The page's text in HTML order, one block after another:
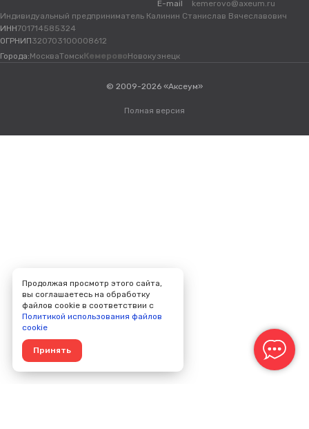
E-mail
kemerovo@axeum.ru
Индивидуальный предприниматель Калинин Станислав Вячеславович
ИНН701714585324
ОГРНИП320703100008612
Города:МоскваТомскКемеровоНовокузнецк
© 2009-2026 «Аксеум»
Полная версия
Продолжая просмотр этого сайта,
вы соглашаетесь на обработку
файлов cookie в соответствии с
Политикой использования файлов
cookie
Принять